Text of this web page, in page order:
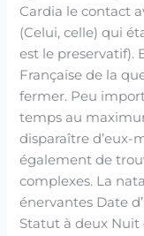
Cardia le contact
(Celui, celle) qui
est le preservatif).
Française de la
fermer. Peu
temps au
disparaître d’eux-
également de
complexes. La
énervantes Date
Statut à deux Nuit